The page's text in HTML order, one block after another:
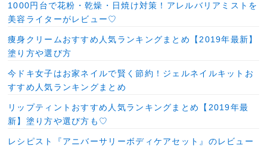
1000円台で花粉・乾燥・日焼け対策！アレルバリアミストを
美容ライターがレビュー♡
痩身クリームおすすめ人気ランキングまとめ【2019年最新】
塗り方や選び方
今ドキ女子はお家ネイルで賢く節約！ジェルネイルキットお
すすめ人気ランキングまとめ
リップティントおすすめ人気ランキングまとめ【2019年最
新】塗り方や選び方も♡
レシピスト『アニバーサリーボディケアセット』のレビュー